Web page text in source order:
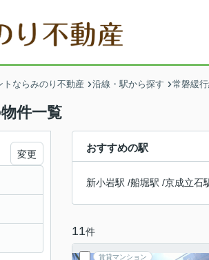
ならみのり不動産 沿線・駅から探す 常磐緩
件一覧
おすすめの駅
新小岩駅 /船堀駅 /京成立石
11件
賃貸マンション
変更